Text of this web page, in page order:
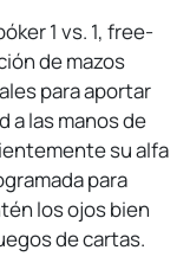
1 vs. 1, free-
de mazos
para aportar
a las manos de
su alfa
para
los ojos bien
de cartas.